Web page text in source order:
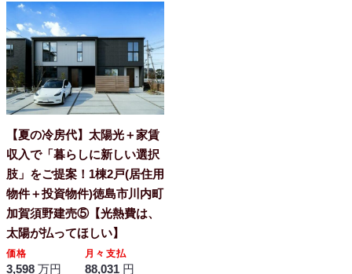
【夏の冷房代】太陽光＋家賃
収入で「暮らしに新しい選択
肢」をご提案！1棟2戸(居住用
物件＋投資物件)徳島市川内町
加賀須野建売⑤【光熱費は、
太陽が払ってほしい】
価格
3,598 万円
月々支払
88,031 円